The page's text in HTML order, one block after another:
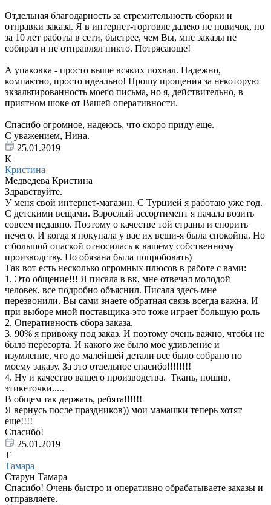
Отдельная благодарность за стремительность сборки и
отправки заказа. Я в интернет-торговле далеко не новичок, но
за 10 лет работы в сети, быстрее, чем Вы, мне заказы не
собирал и не отправлял никто. Потрясающе!
А упаковка - просто выше всяких похвал. Надежно,
компактно, просто идеально! Прошу прощения за некоторую
экзальтированность моего письма, но я, действительно, в
приятном шоке от Вашей оперативности.
Спасибо огромное, надеюсь, что скоро приду еще.
С уважением, Нина.
25.01.2019
К
Кристина
Медведева Кристина
Здравствуйте.
У меня свой интернет-магазин. С Турцией я работаю уже год.
С детскими вещами. Взрослый ассортимент я начала возить
совсем недавно. Поэтому о качестве той страны и спорить
нечего. И когда я покупала у вас их вещи-я была спокойна. Но
с большой опаской относилась к вашему собственному
производству. Но обязана была попробовать)
Так вот есть несколько огромных плюсов в работе с вами:
1. Это общение!!! Я писала в вк, мне отвечал молодой
человек, все подробно объяснил. Писала здесь-мне
перезвонили. Вы сами знаете обратная связь всегда важна. И
при выборе мной поставщика-это тоже играет большую роль
2. Оперативность сбора заказа.
3. 90% я привожу под заказ. И поэтому очень важно, чтобы не
было пересорта. И какого же было мое удивление и
изумление, что до малейшей детали все было собрано по
моему заказу. За это отдельное спасибо!!!!!!!!
4. Ну и качество вашего производства. Ткань, пошив,
этикеточки.....
В общем так держать, ребята!!!!!!
Я вернусь после праздников)) мои мамашки теперь хотят
еще!!!!
Спасибо!
25.01.2019
Т
Тамара
Старун Тамара
Спасибо! Очень быстро и оперативно обрабатываете заказы и
отправляете.